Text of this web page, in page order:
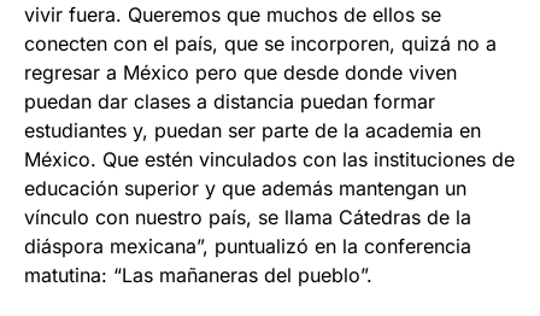
vivir fuera. Queremos que muchos de ellos se
conecten con el país, que se incorporen, quizá no a
regresar a México pero que desde donde viven
puedan dar clases a distancia puedan formar
estudiantes y, puedan ser parte de la academia en
México. Que estén vinculados con las instituciones de
educación superior y que además mantengan un
vínculo con nuestro país, se llama Cátedras de la
diáspora mexicana”, puntualizó en la conferencia
matutina: “Las mañaneras del pueblo”.